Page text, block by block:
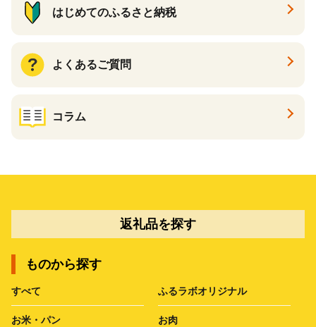
はじめてのふるさと納税
よくあるご質問
コラム
返礼品を探す
ものから探す
すべて ふるラボオリジナル
お米・パン お肉